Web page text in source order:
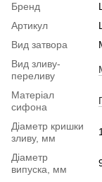
Бренд
Артикул
Вид затвора
Вид зливу-
переливу
Матеріал
сифона
Діаметр кришки
зливу, мм
Діаметр
випуска, мм